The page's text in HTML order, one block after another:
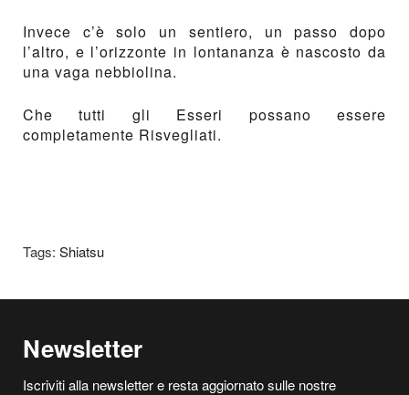
Invece c’è solo un sentiero, un passo dopo
l’altro, e l’orizzonte in lontananza è nascosto da
una vaga nebbiolina.
Che tutti gli Esseri possano essere
completamente Risvegliati.
Tags: Shiatsu
Newsletter
Iscriviti alla newsletter e resta aggiornato sulle nostre